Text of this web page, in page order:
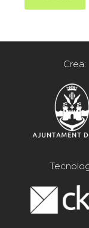
Crea: